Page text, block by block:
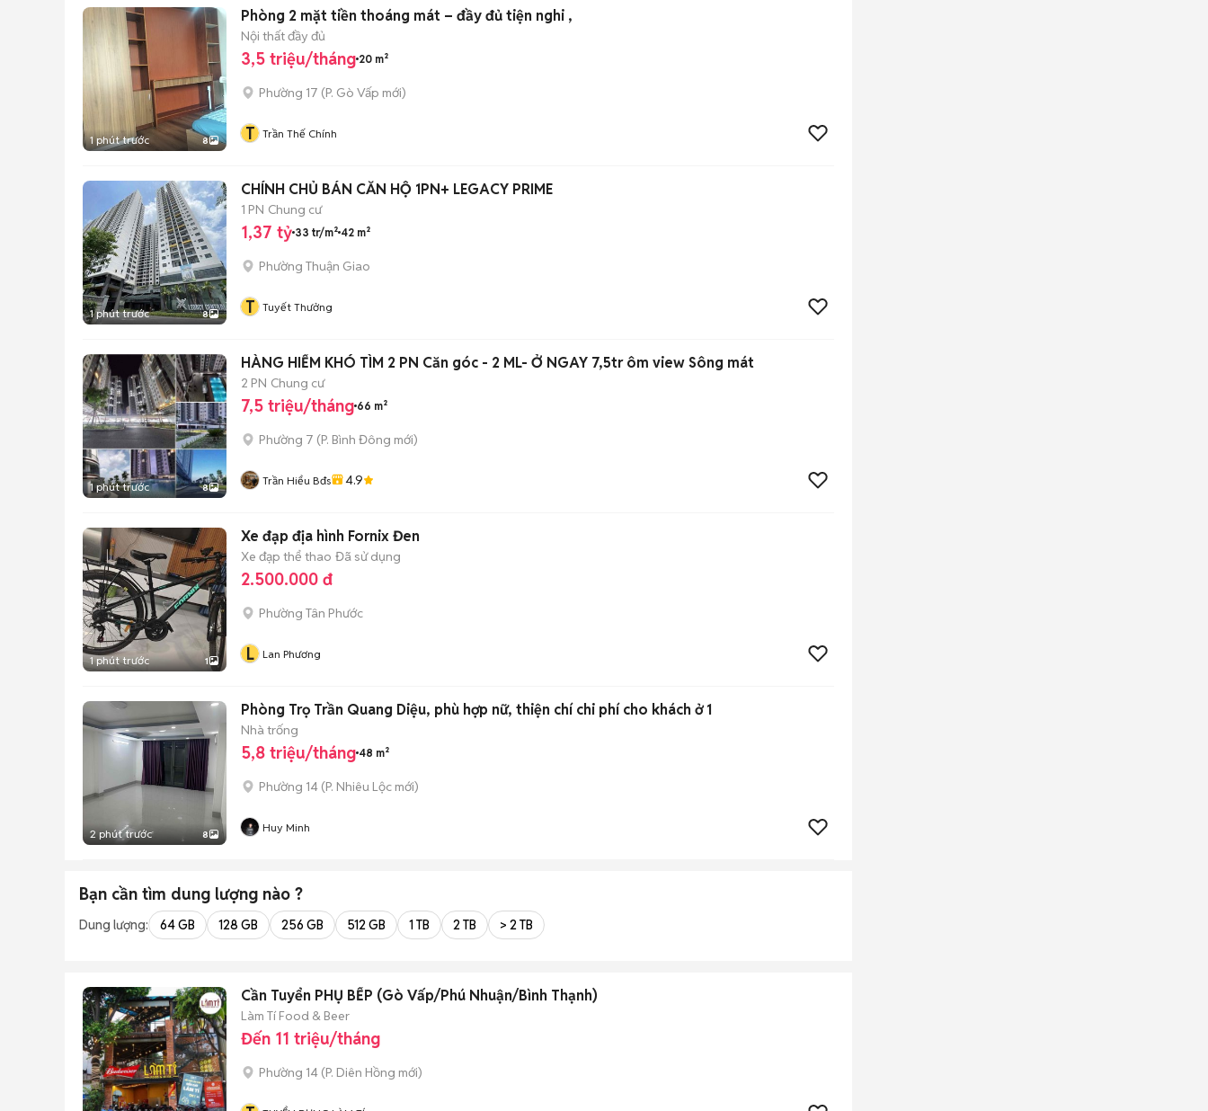
1 phút trước 8
Phòng 2 mặt tiền thoáng mát – đầy đủ tiện nghi ,
Nội thất đầy đủ
3,5 triệu/tháng 20 m²
Phường 17 (P. Gò Vấp mới)
T Trần Thế Chính
1 phút trước 8
CHÍNH CHỦ BÁN CĂN HỘ 1PN+ LEGACY PRIME
1 PN Chung cư
1,37 tỷ 33 tr/m² 42 m²
Phường Thuận Giao
T Tuyết Thưởng
1 phút trước 8
HÀNG HIẾM KHÓ TÌM 2 PN Căn góc - 2 ML- Ở NGAY 7,5tr ôm view Sông mát
2 PN Chung cư
7,5 triệu/tháng 66 m²
Phường 7 (P. Bình Đông mới)
Trần Hiểu Bđs 4.9
1 phút trước 1
Xe đạp địa hình Fornix Đen
Xe đạp thể thao Đã sử dụng
2.500.000 đ
Phường Tân Phước
L Lan Phương
2 phút trước 8
Phòng Trọ Trần Quang Diệu, phù hợp nữ, thiện chí chi phí cho khách ở 1
Nhà trống
5,8 triệu/tháng 48 m²
Phường 14 (P. Nhiêu Lộc mới)
Huy Minh
Bạn cần tìm dung lượng nào ?
Dung lượng: 64 GB 128 GB 256 GB 512 GB 1 TB 2 TB > 2 TB
Cần Tuyển PHỤ BẾP (Gò Vấp/Phú Nhuận/Bình Thạnh)
Làm Tí Food & Beer
Đến 11 triệu/tháng
Phường 14 (P. Diên Hồng mới)